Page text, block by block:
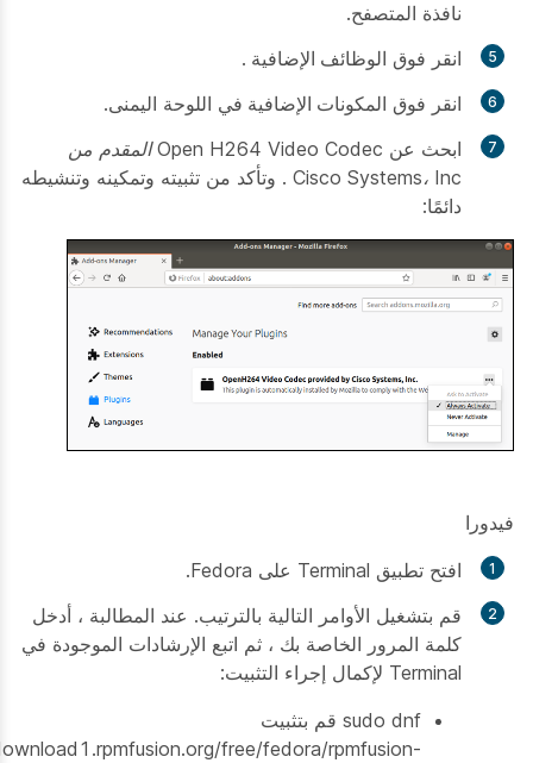
نافذة المتصفح.
انقر فوق الوظائف الإضافية .
انقر فوق المكونات الإضافية في اللوحة اليمنى.
ابحث عن
Open H264 Video Codec المقدم من
Cisco Systems، Inc . وتأكد من تثبيته وتمكينه وتنشيطه
دائمًا:
فيدورا
افتح تطبيق Terminal على Fedora.
قم بتشغيل الأوامر التالية بالترتيب. عند المطالبة ، أدخل
كلمة المرور الخاصة بك ، ثم اتبع الإرشادات الموجودة في
Terminal لإكمال إجراء التثبيت:
sudo dnf قم بتثبيت
free/fedora/rpmfusion-